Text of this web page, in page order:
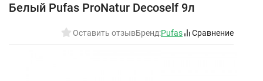
Белый Pufas ProNatur Decoself 9л
Оставить отзывБренд:Pufas Сравнение